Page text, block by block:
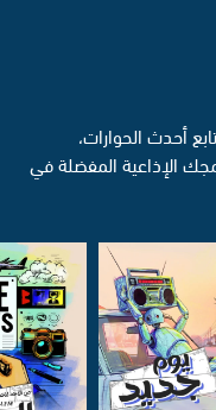
أحدث الحوارات،
الإذاعية المفضلة في